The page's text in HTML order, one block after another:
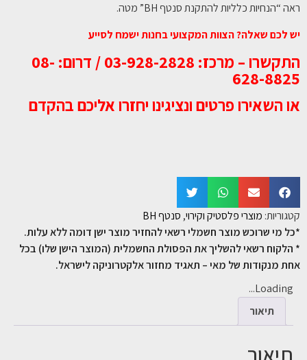
ראה “הנחיות כלליות להתקנת סנטף BH” מטה.
יש לכם שאלה? הצוות המקצועי בחנות ישמח לסייע
התקשרו – מרכז: 03-928-2828 / דרום: 08-
628-8825
או השאירו פרטים ונציגינו יחזרו אליכם בהקדם
קטגוריות: מוצרי פלסטיק וקירוי, סנטף BH
*כל מי שרוכש מוצר חשמלי רשאי להחזיר מוצר ישן דומה ללא עלות.
* הלקוח רשאי להשליך את הפסולת החשמלית (המוצר הישן שלו) בכל
אחת מנקודות של מאי – תאגיד מחזור אלקטרוניקה לישראל.
Loading...
תיאור